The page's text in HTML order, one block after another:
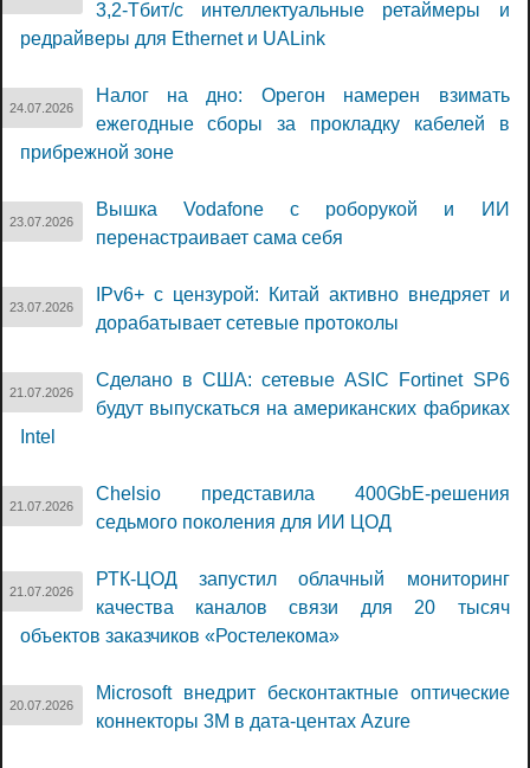
3,2-Тбит/с интеллектуальные ретаймеры и
редрайверы для Ethernet и UALink
24.07.2026
Налог на дно: Орегон намерен взимать
ежегодные сборы за прокладку кабелей в
прибрежной зоне
23.07.2026
Вышка Vodafone с роборукой и ИИ
перенастраивает сама себя
23.07.2026
IPv6+ с цензурой: Китай активно внедряет и
дорабатывает сетевые протоколы
21.07.2026
Сделано в США: сетевые ASIC Fortinet SP6
будут выпускаться на американских фабриках
Intel
21.07.2026
Chelsio представила 400GbE-решения
седьмого поколения для ИИ ЦОД
21.07.2026
РТК-ЦОД запустил облачный мониторинг
качества каналов связи для 20 тысяч
объектов заказчиков «Ростелекома»
20.07.2026
Microsoft внедрит бесконтактные оптические
коннекторы 3M в дата-центах Azure